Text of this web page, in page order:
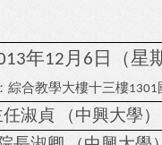
年12月 6 日（星
綜合教學大樓十三樓1301
淑貞 （中興大學）